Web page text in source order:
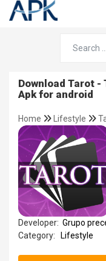
Download Tarot
Apk for android
Home Lifestyle
Developer: Grupo
Category:
Lifestyle